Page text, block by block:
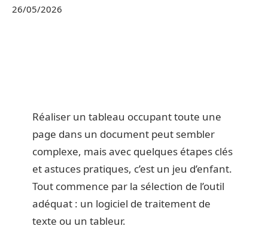
26/05/2026
Réaliser un tableau occupant toute une
page dans un document peut sembler
complexe, mais avec quelques étapes clés
et astuces pratiques, c’est un jeu d’enfant.
Tout commence par la sélection de l’outil
adéquat : un logiciel de traitement de
texte ou un tableur.